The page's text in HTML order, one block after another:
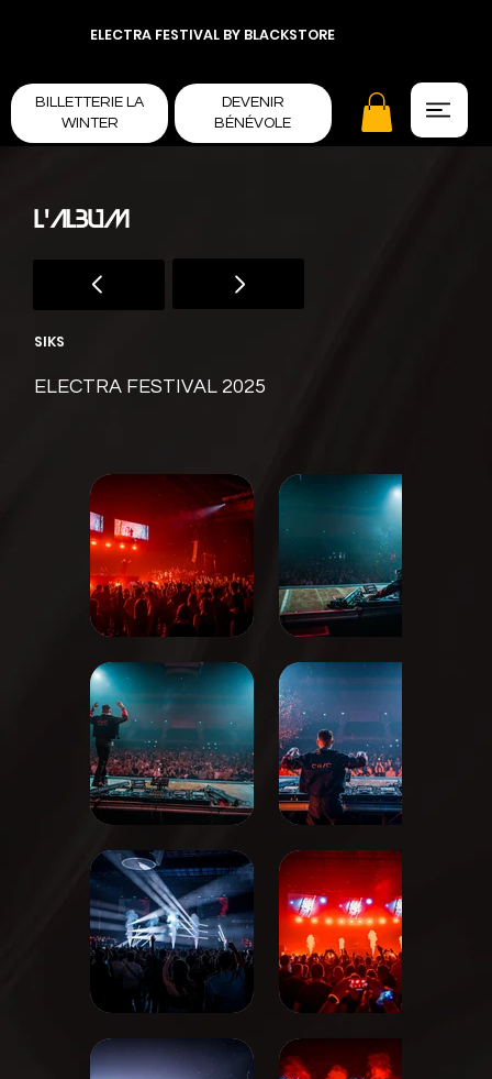
ELECTRA FESTIVAL BY BLACKSTORE
BILLETTERIE LA
WINTER
DEVENIR
BÉNÉVOLE
L'ALBUM
SIKS
ELECTRA FESTIVAL 2025